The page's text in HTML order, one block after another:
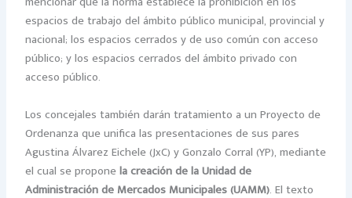
espacios de trabajo del ámbito público municipal, provincial y
nacional; los espacios cerrados y de uso común con acceso
público; y los espacios cerrados del ámbito privado con
acceso público.
Los concejales también darán tratamiento a un Proyecto de
Ordenanza que unifica las presentaciones de sus pares
Agustina Álvarez Eichele (JxC) y Gonzalo Corral (YP), mediante
el cual se proponela creación de la Unidad de
Administración de Mercados Municipales (UAMM). El texto